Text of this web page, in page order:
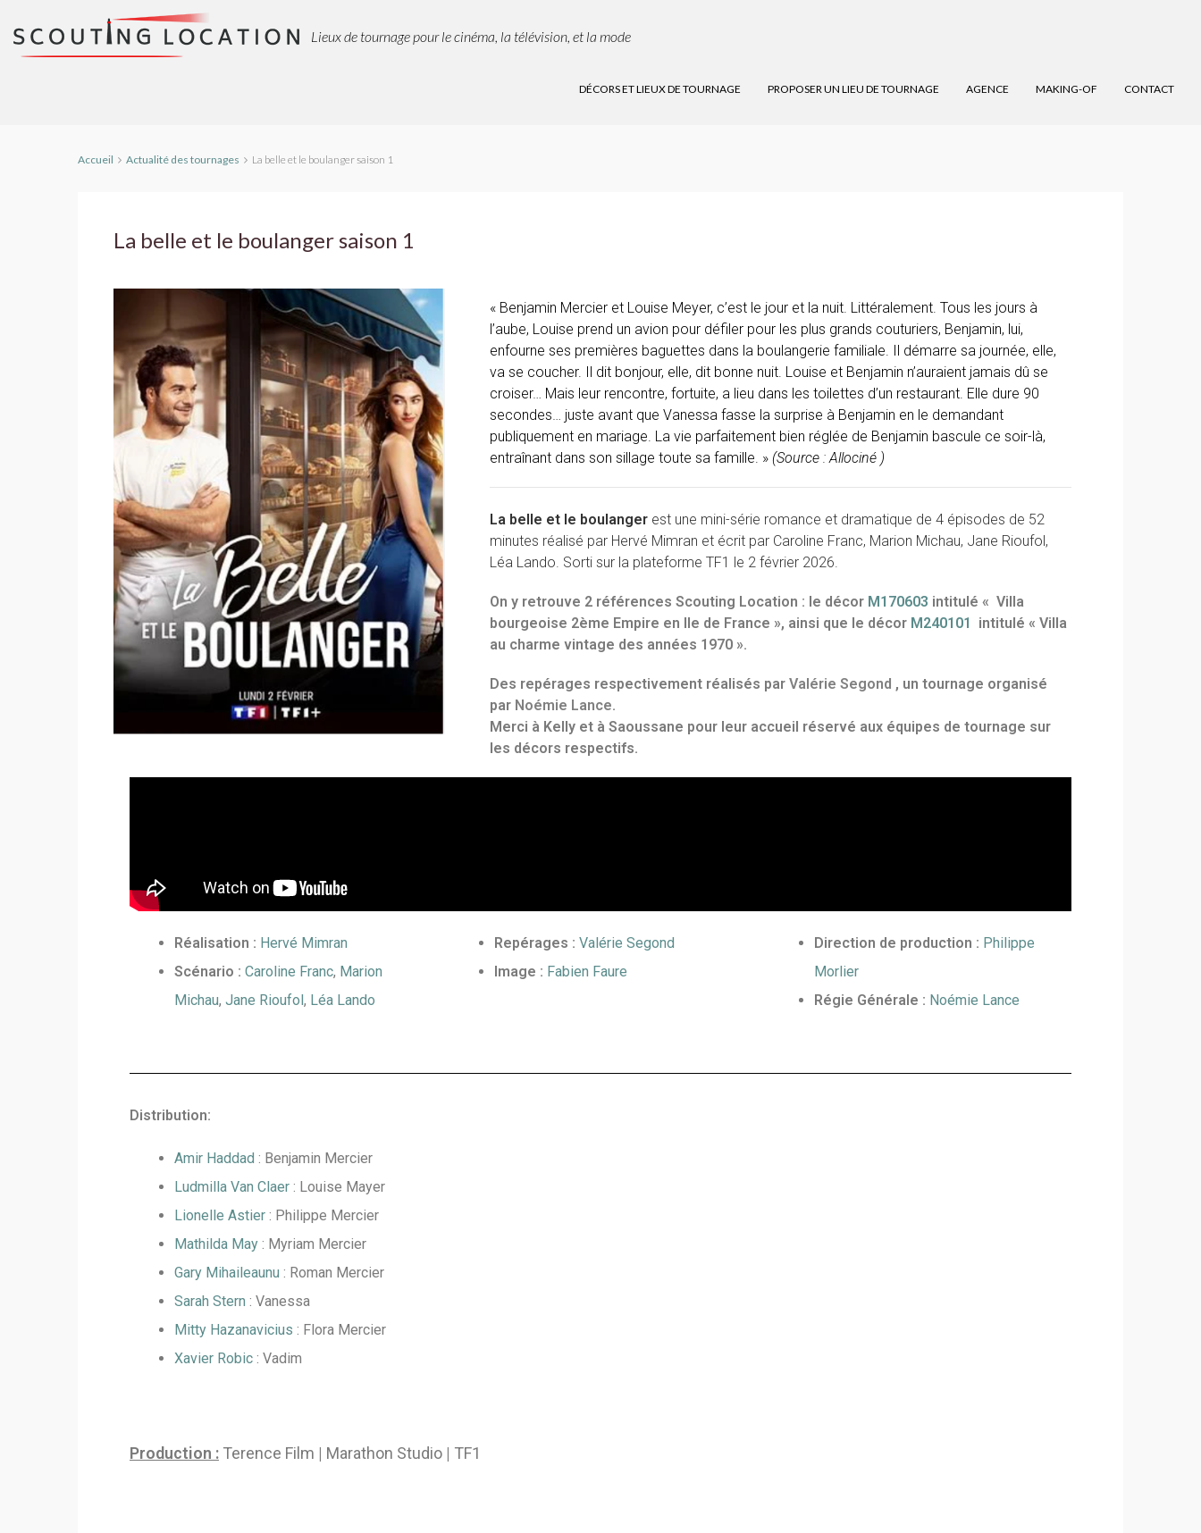
Lieux de tournage pour le cinéma, la télévision, et la mode
DÉCORS ET LIEUX DE TOURNAGE PROPOSER UN LIEU DE TOURNAGE AGENCE MAKING-OF CONTACT
Accueil Actualité des tournages La belle et le boulanger saison 1
La belle et le boulanger saison 1
« Benjamin Mercier et Louise Meyer, c’est le jour et la nuit. Littéralement. Tous les jours à
l’aube, Louise prend un avion pour défiler pour les plus grands couturiers, Benjamin, lui,
enfourne ses premières baguettes dans la boulangerie familiale. Il démarre sa journée, elle,
va se coucher. Il dit bonjour, elle, dit bonne nuit. Louise et Benjamin n’auraient jamais dû se
croiser… Mais leur rencontre, fortuite, a lieu dans les toilettes d’un restaurant. Elle dure 90
secondes… juste avant que Vanessa fasse la surprise à Benjamin en le demandant
publiquement en mariage. La vie parfaitement bien réglée de Benjamin bascule ce soir-là,
entraînant dans son sillage toute sa famille. » (Source : Allociné )
La belle et le boulangerest une mini-série romance et dramatique de 4 épisodes de 52
minutes réalisé par Hervé Mimran et écrit par Caroline Franc, Marion Michau, Jane Rioufol,
Léa Lando. Sorti sur la plateforme TF1 le 2 février 2026.
On y retrouve 2 références Scouting Location : le décor M170603 intitulé « Villa
bourgeoise 2ème Empire en Ile de France », ainsi que le décor M240101
intitulé « Villa
au charme vintage des années 1970 ».
Des repérages respectivement réalisés par Valérie Segond , un tournage organisé
par Noémie Lance.
Merci à Kelly et à Saoussane pour leur accueil réservé aux équipes de tournage sur
les décors respectifs.
Réalisation : Hervé Mimran
Scénario : Caroline Franc, Marion
Michau, Jane Rioufol, Léa Lando
Repérages : Valérie Segond
Image : Fabien Faure
Direction de production : Philippe
Morlier
Régie Générale : Noémie Lance
Distribution:
Amir Haddad : Benjamin Mercier
Ludmilla Van Claer : Louise Mayer
Lionelle Astier : Philippe Mercier
Mathilda May : Myriam Mercier
Gary Mihaileaunu : Roman Mercier
Sarah Stern : Vanessa
Mitty Hazanavicius : Flora Mercier
Xavier Robic : Vadim
Production : Terence Film | Marathon Studio | TF1